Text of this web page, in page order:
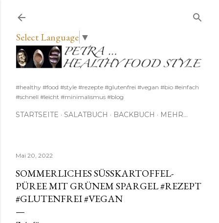
Select Language ▼
#healthy #food #style #rezepte #glutenfrei #vegan #bio #einfach
#schnell #leicht #minimalismus #blog
STARTSEITE SALATBUCH BACKBUCH MEHR…
Mai 20, 2022
SOMMERLICHES SÜSSKARTOFFEL-P
ÜREE MIT GRÜNEM SPARGEL #REZEPT #
GLUTENFREI #VEGAN